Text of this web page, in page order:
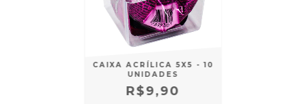
CAIXA ACRÍLICA 5X5 - 10
UNIDADES
R$9,90